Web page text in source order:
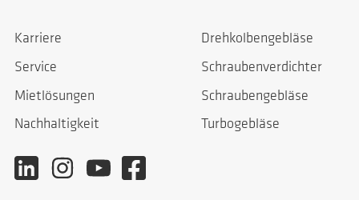
Karriere
Service
Mietlösungen
Nachhaltigkeit
Drehkolbengebläse
Schraubenverdichter
Schraubengebläse
Turbogebläse